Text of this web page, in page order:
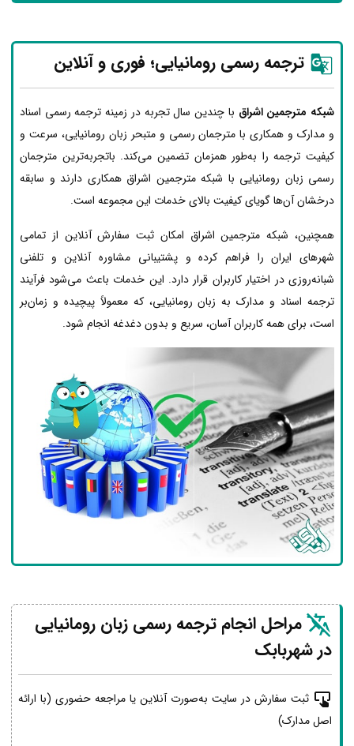
ترجمه رسمی رومانیایی؛ فوری و آنلاین
شبکه مترجمین اشراق با چندین سال تجربه در زمینه ترجمه رسمی اسناد
و مدارک و همکاری با مترجمان رسمی و متبحر زبان رومانیایی، سرعت و
کیفیت ترجمه را به‌طور همزمان تضمین می‌کند. باتجربه‌ترین مترجمان
رسمی زبان رومانیایی با شبکه مترجمین اشراق همکاری دارند و سابقه
درخشان آن‌ها گویای کیفیت بالای خدمات این مجموعه است.
همچنین، شبکه مترجمین اشراق امکان ثبت سفارش آنلاین از تمامی
شهرهای ایران را فراهم کرده و پشتیبانی مشاوره آنلاین و تلفنی
شبانه‌روزی در اختیار کاربران قرار دارد. این خدمات باعث می‌شود فرآیند
ترجمه اسناد و مدارک به زبان رومانیایی، که معمولاً پیچیده و زمان‌بر
است، برای همه کاربران آسان، سریع و بدون دغدغه انجام شود.
مراحل انجام ترجمه رسمی زبان رومانیایی
در شهربابک
ثبت سفارش در سایت به‌صورت آنلاین یا مراجعه حضوری (با ارائه
اصل مدارک)